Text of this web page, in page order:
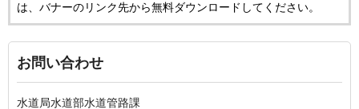
は、バナーのリンク先から無料ダウンロードしてください。
お問い合わせ
水道局水道部水道管路課